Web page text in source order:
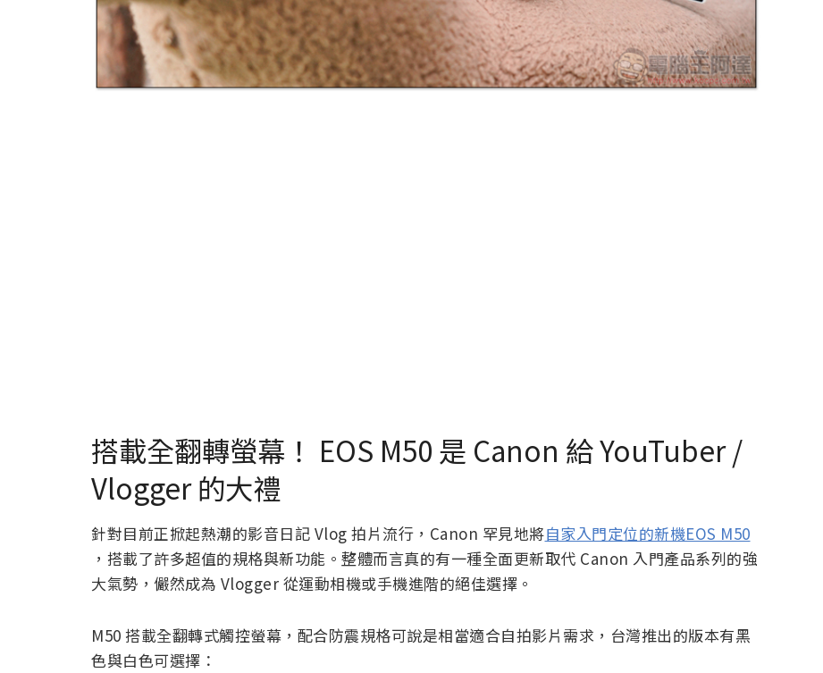
搭載全翻轉螢幕！ EOS M50 是 Canon 給 YouTuber /
Vlogger 的大禮
針對目前正掀起熱潮的影音日記 Vlog 拍片流行，Canon 罕見地將自家入門定位的新機EOS M50
，搭載了許多超值的規格與新功能。整體而言真的有一種全面更新取代 Canon 入門產品系列的強
大氣勢，儼然成為 Vlogger 從運動相機或手機進階的絕佳選擇。
M50 搭載全翻轉式觸控螢幕，配合防震規格可說是相當適合自拍影片需求，台灣推出的版本有黑
色與白色可選擇：